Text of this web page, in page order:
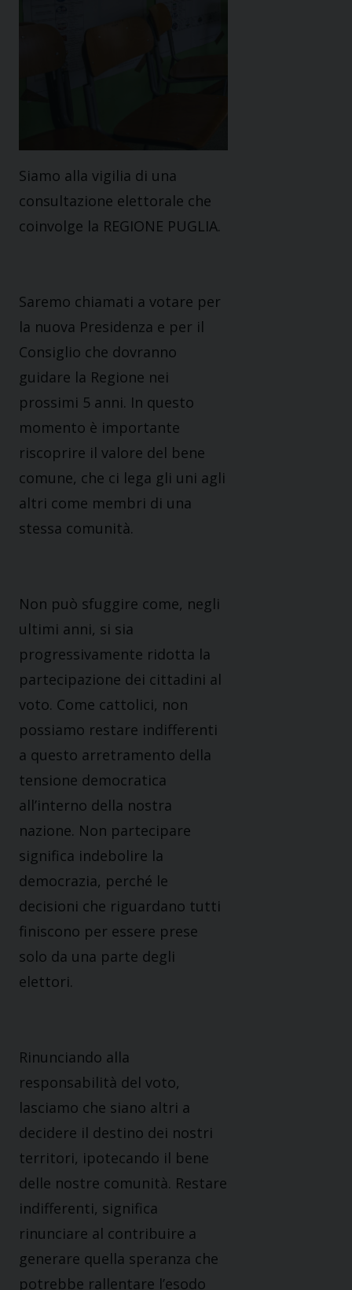
Siamo alla vigilia di una
consultazione elettorale che
coinvolge la REGIONE PUGLIA.
Saremo chiamati a votare per
la nuova Presidenza e per il
Consiglio che dovranno
guidare la Regione nei
prossimi 5 anni. In questo
momento è importante
riscoprire il valore del bene
comune, che ci lega gli uni agli
altri come membri di una
stessa comunità.
Non può sfuggire come, negli
ultimi anni, si sia
progressivamente ridotta la
partecipazione dei cittadini al
voto. Come cattolici, non
possiamo restare indifferenti
a questo arretramento della
tensione democratica
all’interno della nostra
nazione. Non partecipare
significa indebolire la
democrazia, perché le
decisioni che riguardano tutti
finiscono per essere prese
solo da una parte degli
elettori.
Rinunciando alla
responsabilità del voto,
lasciamo che siano altri a
decidere il destino dei nostri
territori, ipotecando il bene
delle nostre comunità. Restare
indifferenti, significa
rinunciare al contribuire a
generare quella speranza che
potrebbe rallentare l’esodo